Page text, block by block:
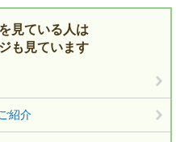
見ている人は
も見ています
紹介